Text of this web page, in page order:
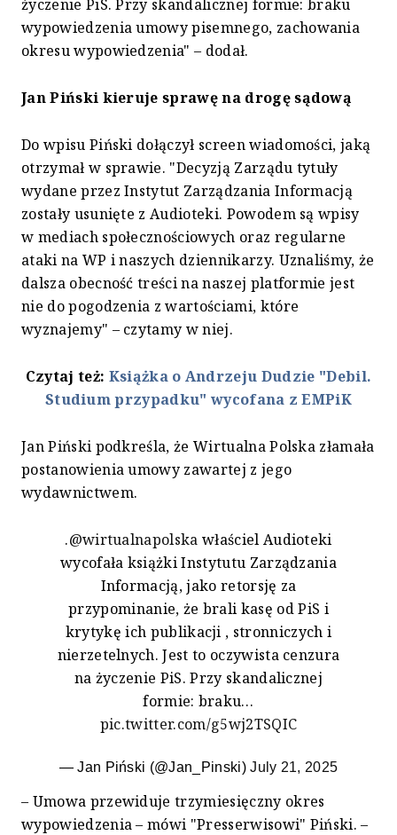
życzenie PiS. Przy skandalicznej formie: braku
wypowiedzenia umowy pisemnego, zachowania
okresu wypowiedzenia" – dodał.
Jan Piński kieruje sprawę na drogę sądową
Do wpisu Piński dołączył screen wiadomości, jaką
otrzymał w sprawie. "Decyzją Zarządu tytuły
wydane przez Instytut Zarządzania Informacją
zostały usunięte z Audioteki. Powodem są wpisy
w mediach społecznościowych oraz regularne
ataki na WP i naszych dziennikarzy. Uznaliśmy, że
dalsza obecność treści na naszej platformie jest
nie do pogodzenia z wartościami, które
wyznajemy" – czytamy w niej.
Czytaj też: Książka o Andrzeju Dudzie "Debil.
Studium przypadku" wycofana z EMPiK
Jan Piński podkreśla, że Wirtualna Polska złamała
postanowienia umowy zawartej z jego
wydawnictwem.
.@wirtualnapolska właściel Audioteki
wycofała książki Instytutu Zarządzania
Informacją, jako retorsję za
przypominanie, że brali kasę od PiS i
krytykę ich publikacji , stronniczych i
nierzetelnych. Jest to oczywista cenzura
na życzenie PiS. Przy skandalicznej
formie: braku…
pic.twitter.com/g5wj2TSQIC
— Jan Piński (@Jan_Pinski)July 21, 2025
– Umowa przewiduje trzymiesięczny okres
wypowiedzenia – mówi "Presserwisowi" Piński. –